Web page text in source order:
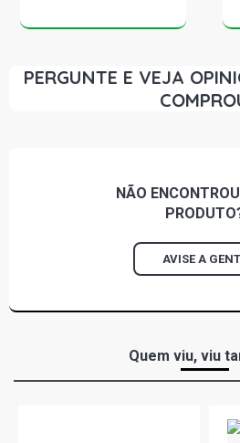
PERGUNTE E VEJA
NÃO ENCONTROU
AVISE A
Quem viu, viu